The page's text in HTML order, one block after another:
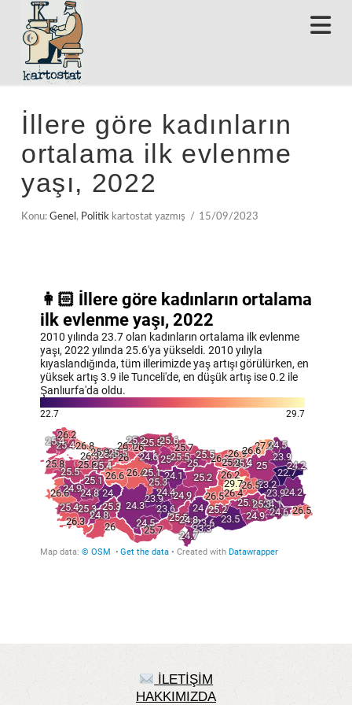
İllere göre kadınların
ortalama ilk evlenme
yaşı, 2022
Konu: Genel , Politik kartostat yazmış 15/09/2023
İLETİŞİM
HAKKIMIZDA